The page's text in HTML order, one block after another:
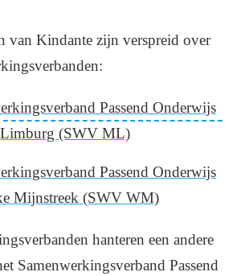
van Kindante zijn verspreid over
Passend Onderwijs
(SWV ML)
Passend Onderwijs
Mijnstreek (SWV WM)
hanteren een andere
Samenwerkingsverband Passend